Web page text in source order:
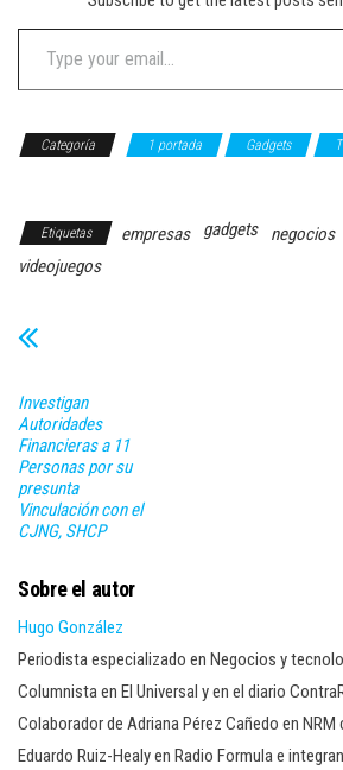
Type your email…
Categoría 1 portada Gadgets
Etiquetas empresas gadgets negocios
videojuegos
Investigan
Autoridades
Financieras a 11
Personas por su
presunta
Vinculación con el
CJNG, SHCP
Sobre el autor
Hugo González
Periodista especializado en Negocios y
Columnista en El Universal y en el diario
Colaborador de Adriana Pérez Cañedo en
Eduardo Ruiz-Healy en Radio Formula e